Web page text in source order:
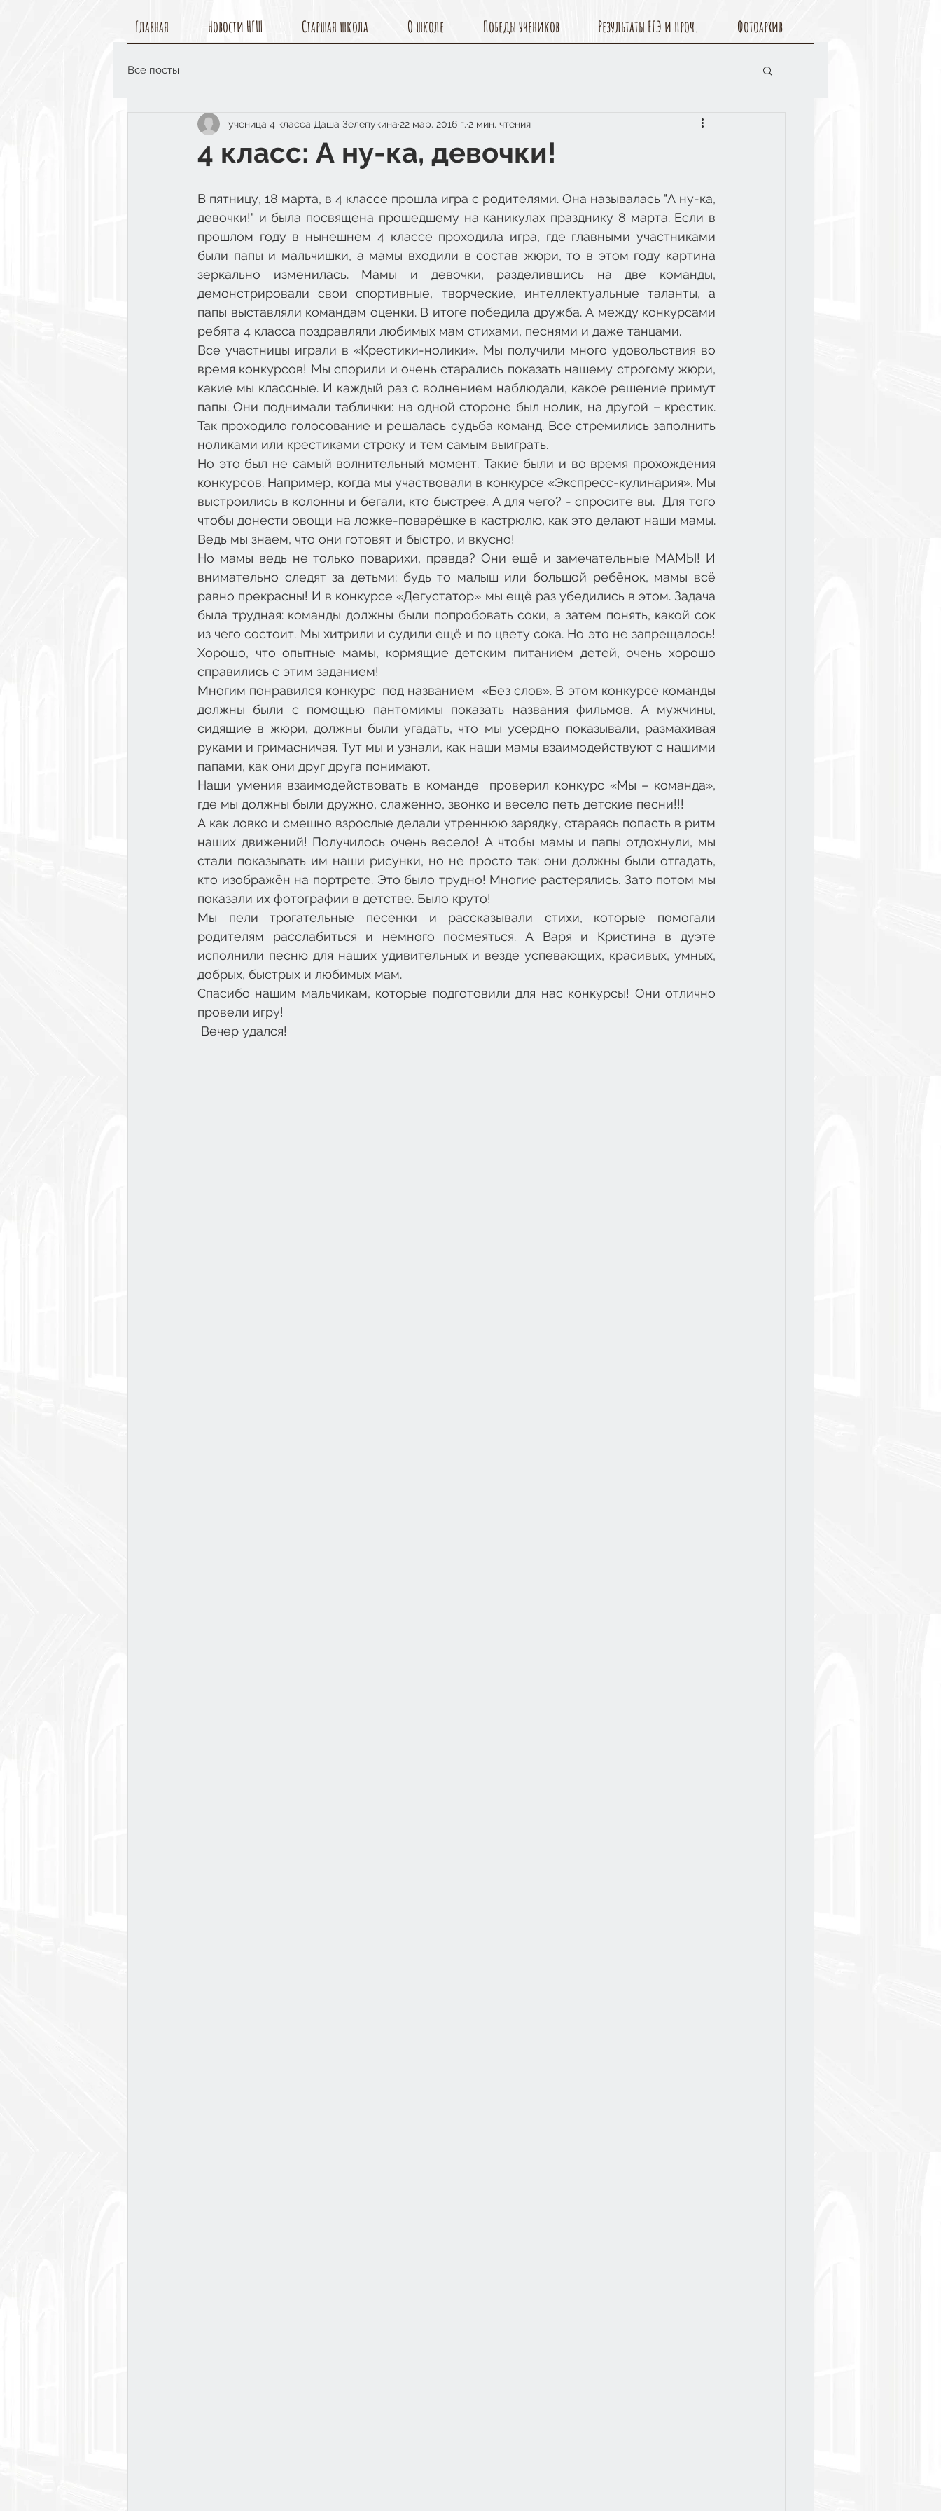
Главная Новости НГШ Старшая школа О школе Победы учеников Результаты ЕГЭ и проч. Фотоархив
Все посты
4 класс: А ну-ка, девочки!
ученица 4 класса Даша Зелепукина 22 мар. 2016 г. 2 мин. чтения
В пятницу, 18 марта, в 4 классе прошла игра с родителями. Она называлась "А ну-ка,
девочки!" и была посвящена прошедшему на каникулах празднику 8 марта. Если в
прошлом году в нынешнем 4 классе проходила игра, где главными участниками
были папы и мальчишки, а мамы входили в состав жюри, то в этом году картина
зеркально изменилась. Мамы и девочки, разделившись на две команды,
демонстрировали свои спортивные, творческие, интеллектуальные таланты, а
папы выставляли командам оценки. В итоге победила дружба. А между конкурсами
ребята 4 класса поздравляли любимых мам стихами, песнями и даже танцами.
Все участницы играли в «Крестики-нолики». Мы получили много удовольствия во
время конкурсов! Мы спорили и очень старались показать нашему строгому жюри,
какие мы классные. И каждый раз с волнением наблюдали, какое решение примут
папы. Они поднимали таблички: на одной стороне был нолик, на другой – крестик.
Так проходило голосование и решалась судьба команд. Все стремились заполнить
ноликами или крестиками строку и тем самым выиграть.
Но это был не самый волнительный момент. Такие были и во время прохождения
конкурсов. Например, когда мы участвовали в конкурсе «Экспресс-кулинария». Мы
выстроились в колонны и бегали, кто быстрее. А для чего? - спросите вы.  Для того
чтобы донести овощи на ложке-поварёшке в кастрюлю, как это делают наши мамы.
Ведь мы знаем, что они готовят и быстро, и вкусно!
Но мамы ведь не только поварихи, правда? Они ещё и замечательные МАМЫ! И
внимательно следят за детьми: будь то малыш или большой ребёнок, мамы всё
равно прекрасны! И в конкурсе «Дегустатор» мы ещё раз убедились в этом. Задача
была трудная: команды должны были попробовать соки, а затем понять, какой сок
из чего состоит. Мы хитрили и судили ещё и по цвету сока. Но это не запрещалось!
Хорошо, что опытные мамы, кормящие детским питанием детей, очень хорошо
справились с этим заданием!
Многим понравился конкурс  под названием  «Без слов». В этом конкурсе команды
должны были с помощью пантомимы показать названия фильмов. А мужчины,
сидящие в жюри, должны были угадать, что мы усердно показывали, размахивая
руками и гримасничая. Тут мы и узнали, как наши мамы взаимодействуют с нашими
папами, как они друг друга понимают.
Наши умения взаимодействовать в команде  проверил конкурс «Мы – команда»,
где мы должны были дружно, слаженно, звонко и весело петь детские песни!!!
А как ловко и смешно взрослые делали утреннюю зарядку, стараясь попасть в ритм
наших движений! Получилось очень весело! А чтобы мамы и папы отдохнули, мы
стали показывать им наши рисунки, но не просто так: они должны были отгадать,
кто изображён на портрете. Это было трудно! Многие растерялись. Зато потом мы
показали их фотографии в детстве. Было круто!
Мы пели трогательные песенки и рассказывали стихи, которые помогали
родителям расслабиться и немного посмеяться. А Варя и Кристина в дуэте
исполнили песню для наших удивительных и везде успевающих, красивых, умных,
добрых, быстрых и любимых мам.
Спасибо нашим мальчикам, которые подготовили для нас конкурсы! Они отлично
провели игру!
Вечер удался!